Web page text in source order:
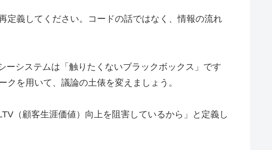
定義してください。コードの話ではなく、情報の流れ
システムは「触りたくないブラックボックス」です
を用いて、議論の土俵を変えましょう。
（顧客生涯価値）向上を阻害しているから」と定義し